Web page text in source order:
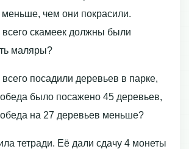
меньше, чем они покрасили.
всего скамеек должны были
маляры?
посадили деревьев в парке,
было посажено 45 деревьев,
на 27 деревьев меньше?
тетради. Её дали сдачу 4 монеты